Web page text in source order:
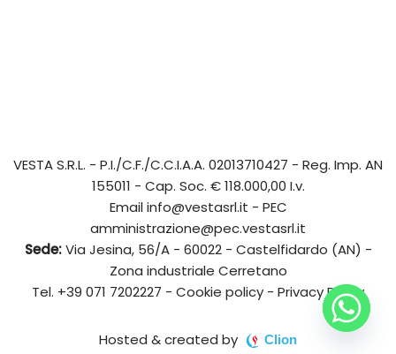
VESTA S.R.L. - P.I./C.F./C.C.I.A.A. 02013710427 - Reg. Imp. AN
155011 - Cap. Soc. € 118.000,00 I.v.
Emailinfo@vestasrl.it - PEC
amministrazione@pec.vestasrl.it
Sede:Via Jesina, 56/A - 60022 - Castelfidardo (AN) -
Zona industriale Cerretano
Tel. +39 071 7202227 - Cookie policy - Privacy Policy
Hosted & created by Clion